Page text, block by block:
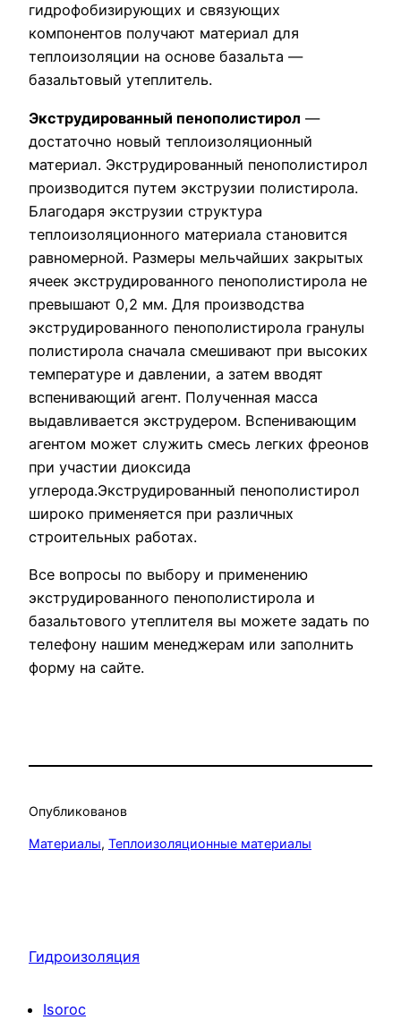
гидрофобизирующих и связующих
компонентов получают материал для
теплоизоляции на основе базальта —
базальтовый утеплитель.
Экструдированный пенополистирол —
достаточно новый теплоизоляционный
материал. Экструдированный пенополистирол
производится путем экструзии полистирола.
Благодаря экструзии структура
теплоизоляционного материала становится
равномерной. Размеры мельчайших закрытых
ячеек экструдированного пенополистирола не
превышают 0,2 мм. Для производства
экструдированного пенополистирола гранулы
полистирола сначала смешивают при высоких
температуре и давлении, а затем вводят
вспенивающий агент. Полученная масса
выдавливается экструдером. Вспенивающим
агентом может служить смесь легких фреонов
при участии диоксида
углерода.Экструдированный пенополистирол
широко применяется при различных
строительных работах.
Все вопросы по выбору и применению
экструдированного пенополистирола и
базальтового утеплителя вы можете задать по
телефону нашим менеджерам или заполнить
форму на сайте.
Опубликованов
Материалы, Теплоизоляционные материалы
Гидроизоляция
Isoroc